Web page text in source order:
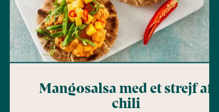
Mangosalsa med et strejf af
chili